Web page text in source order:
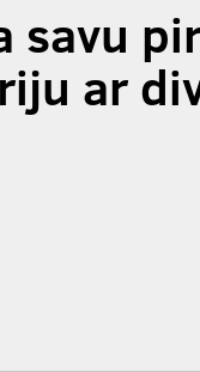
savu
ar